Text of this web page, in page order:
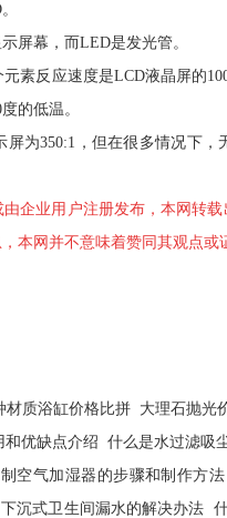
幕，而LED是发光管。
反应速度是LCD液晶屏的
的低温。
350:1，但在很多情况下，
企业用户注册发布，本网转
本网并不意味着赞同其观点或
材质浴缸价格比拼 大理石抛光
和优缺点介绍 什么是水过滤吸
空气加湿器的步骤和制作方法
下沉式卫生间漏水的解决办法